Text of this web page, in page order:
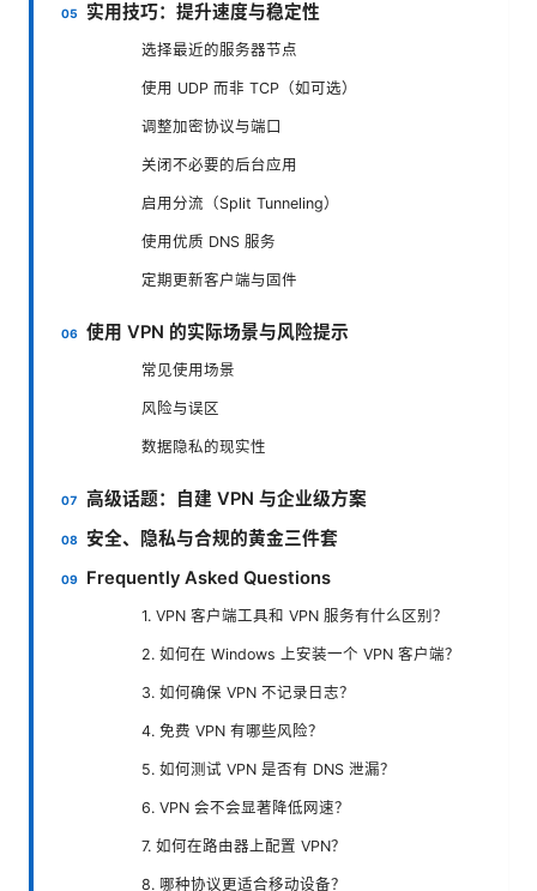
实用技巧：提升速度与稳定性
选择最近的服务器节点
使用 UDP 而非 TCP（如可选）
调整加密协议与端口
关闭不必要的后台应用
启用分流（Split Tunneling）
使用优质 DNS 服务
定期更新客户端与固件
使用 VPN 的实际场景与风险提示
常见使用场景
风险与误区
数据隐私的现实性
高级话题：自建 VPN 与企业级方案
安全、隐私与合规的黄金三件套
Frequently Asked Questions
1. VPN 客户端工具和 VPN 服务有什么区别？
2. 如何在 Windows 上安装一个 VPN 客户端？
3. 如何确保 VPN 不记录日志？
4. 免费 VPN 有哪些风险？
5. 如何测试 VPN 是否有 DNS 泄漏？
6. VPN 会不会显著降低网速？
7. 如何在路由器上配置 VPN？
8. 哪种协议更适合移动设备？